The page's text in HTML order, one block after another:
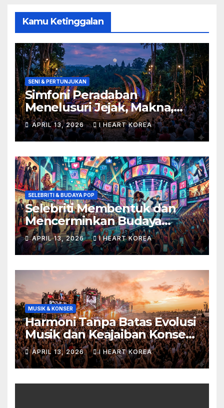
Kamu Ketinggalan
SENI & PERTUNJUKAN
Simfoni Peradaban
Menelusuri Jejak, Makna,
dan Masa Depan Seni
Pertunjukan
APRIL 13, 2026 I HEART KOREA
SELEBRITI & BUDAYA POP
Selebriti Membentuk dan
Mencerminkan Budaya
Populer di Era Digital
APRIL 13, 2026 I HEART KOREA
MUSIK & KONSER
Harmoni Tanpa Batas Evolusi
Musik dan Keajaiban Konser
di Era Digital
APRIL 13, 2026 I HEART KOREA